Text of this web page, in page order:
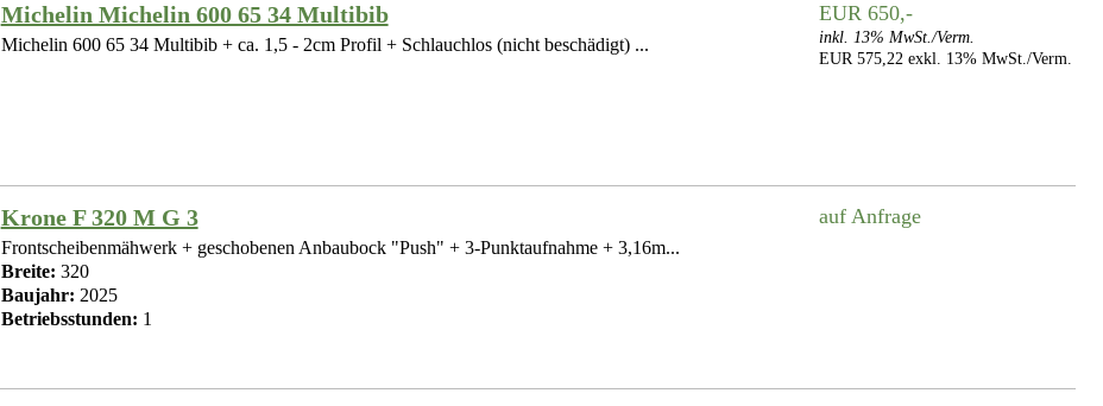
Michelin Michelin 600 65 34 Multibib
Michelin 600 65 34 Multibib + ca. 1,5 - 2cm Profil + Schlauchlos (nicht beschädigt) ...
EUR 650,-
inkl. 13% MwSt./Verm.
EUR 575,22 exkl. 13% MwSt./Verm.
Krone F 320 M G 3
Frontscheibenmähwerk + geschobenen Anbaubock "Push" + 3-Punktaufnahme + 3,16m...
Breite: 320
Baujahr: 2025
Betriebsstunden: 1
auf Anfrage